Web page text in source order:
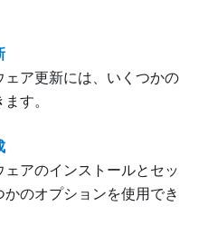
ア更新には、いくつかの
す。
アのインストールとセッ
かのオプションを使用でき